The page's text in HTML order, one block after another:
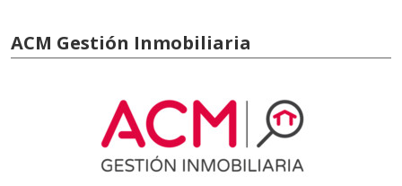
ACM Gestión Inmobiliaria